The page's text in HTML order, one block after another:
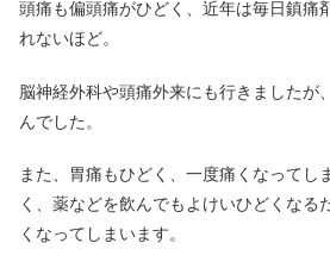
頭痛も偏頭痛がひどく、近年は毎日鎮痛
れないほど。
脳神経外科や頭痛外来にも行きましたが
んでした。
また、胃痛もひどく、一度痛くなってし
く、薬などを飲んでもよけいひどくなる
くなってしまいます。